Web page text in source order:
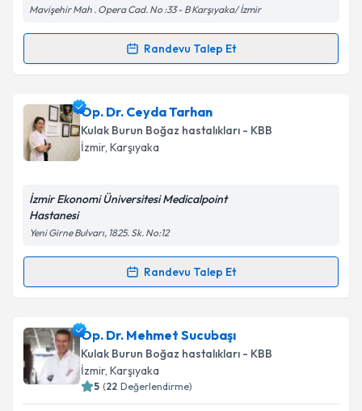
Mavişehir Mah . Opera Cad. No :33 - B Karşıyaka/ İzmir
Randevu Talep Et
Randevu Takvimi Talebi
Doç. Dr. Sercan Gödeiçin randevu takvimi talebi
oluşturun. Size bu uzmandan randevu almanız için bir
takvim hazırlandığında e-posta ile bilgilendireceğiz.
Kişisel verilerimin işlenmesine ilişkinAydınlatma
'ni okudum ve kişisel verilerimin belirtilen
kapsamda işlenmesini kabul ediyorum.
Takvim Talebini Gönder
Op. Dr. Ceyda Tarhan
Kulak Burun Boğaz hastalıkları - KBB
İzmir, Karşıyaka
İzmir Ekonomi Üniversitesi Medicalpoint
Hastanesi
Yeni Girne Bulvarı, 1825. Sk. No:12
Randevu Talep Et
Randevu Takvimi Talebi
Op. Dr. Ceyda Tarhaniçin randevu takvimi talebi
oluşturun. Size bu uzmandan randevu almanız için bir
takvim hazırlandığında e-posta ile bilgilendireceğiz.
Op. Dr. Mehmet Sucubaşı
Kulak Burun Boğaz hastalıkları - KBB
İzmir, Karşıyaka
5 (22 Değerlendirme)